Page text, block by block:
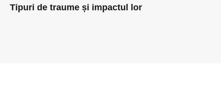
Tipuri de traume și impactul lor